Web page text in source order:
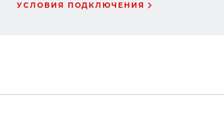
УСЛОВИЯ ПОДКЛЮЧЕНИЯ